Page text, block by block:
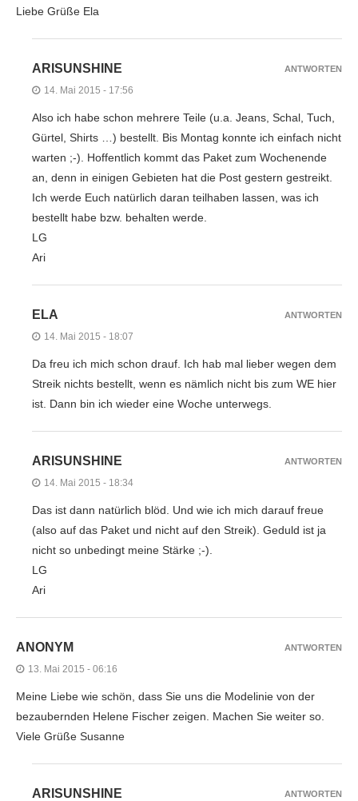
Liebe Grüße Ela
ARISUNSHINE
14. Mai 2015 - 17:56
Also ich habe schon mehrere Teile (u.a. Jeans, Schal, Tuch,
Gürtel, Shirts …) bestellt. Bis Montag konnte ich einfach nicht
warten ;-). Hoffentlich kommt das Paket zum Wochenende
an, denn in einigen Gebieten hat die Post gestern gestreikt.
Ich werde Euch natürlich daran teilhaben lassen, was ich
bestellt habe bzw. behalten werde.
LG
Ari
ANTWORTEN
ELA
14. Mai 2015 - 18:07
Da freu ich mich schon drauf. Ich hab mal lieber wegen dem
Streik nichts bestellt, wenn es nämlich nicht bis zum WE hier
ist. Dann bin ich wieder eine Woche unterwegs.
ANTWORTEN
ARISUNSHINE
14. Mai 2015 - 18:34
Das ist dann natürlich blöd. Und wie ich mich darauf freue
(also auf das Paket und nicht auf den Streik). Geduld ist ja
nicht so unbedingt meine Stärke ;-).
LG
Ari
ANTWORTEN
ANONYM
13. Mai 2015 - 06:16
Meine Liebe wie schön, dass Sie uns die Modelinie von der
bezaubernden Helene Fischer zeigen. Machen Sie weiter so.
Viele Grüße Susanne
ANTWORTEN
ARISUNSHINE ANTWORTEN